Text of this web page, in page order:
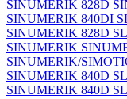
SINUMERIK 828D
SINUMERIK 840DI
SINUMERIK 828D SL
SINUMERIK
SINUMERIK/
SINUMERIK 840D
SINUMERIK 840D